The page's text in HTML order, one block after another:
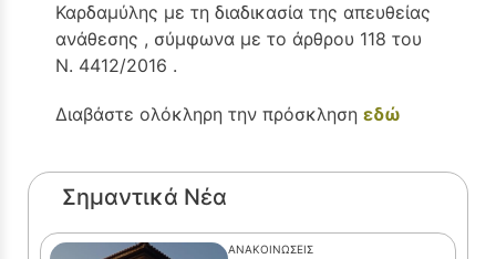
Καρδαμύλης με τη διαδικασία της απευθείας
ανάθεσης , σύμφωνα με το άρθρου 118 του
Ν. 4412/2016 .
Διαβάστε ολόκληρη την πρόσκληση εδώ
Σημαντικά Νέα
ΑΝΑΚΟΙΝΏΣΕΙΣ